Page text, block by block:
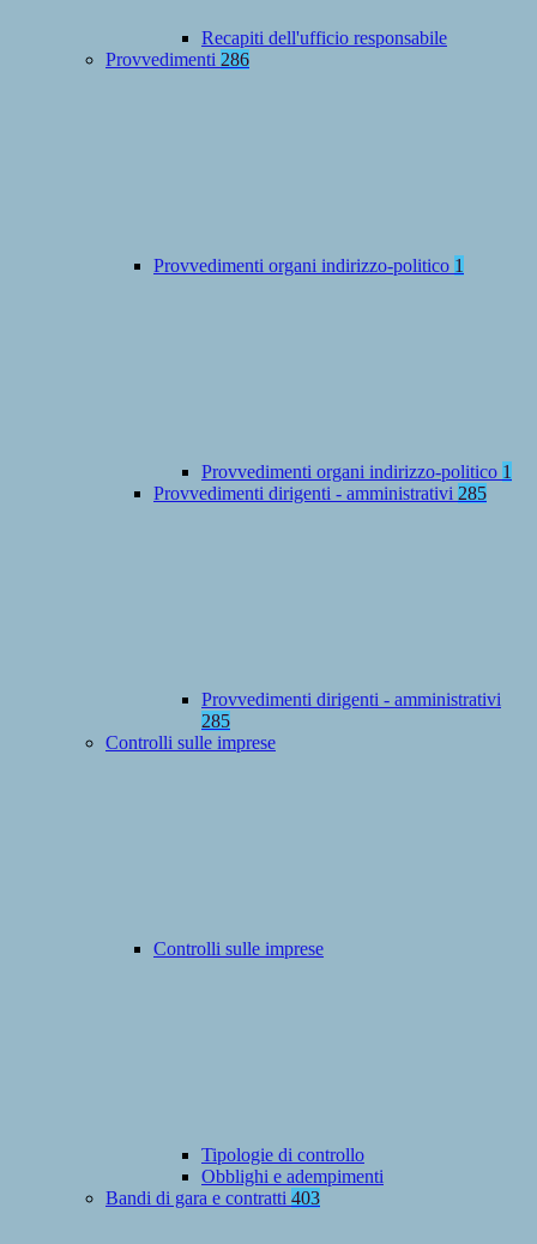
Recapiti dell'ufficio responsabile
Provvedimenti 286
Provvedimenti organi indirizzo-politico 1
Provvedimenti organi indirizzo-politico 1
Provvedimenti dirigenti - amministrativi 285
Provvedimenti dirigenti - amministrativi
285
Controlli sulle imprese
Controlli sulle imprese
Tipologie di controllo
Obblighi e adempimenti
Bandi di gara e contratti 403